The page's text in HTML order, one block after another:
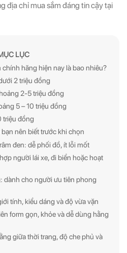
địa chỉ mua sắm đáng tin cậy tại
LỤC
chính hãng hiện nay là bao nhiêu?
2 triệu đồng
2-5 triệu đồng
5 – 10 triệu đồng
triệu đồng
nên biết trước khi chọn
đen: dễ phối đồ, ít lỗi mốt
người lái xe, đi biển hoặc hoạt
dành cho người ưu tiên phong
tính, kiểu dáng và độ vừa vặn
form gọn, khỏe và dễ dùng hằng
giữa thời trang, độ che phủ và